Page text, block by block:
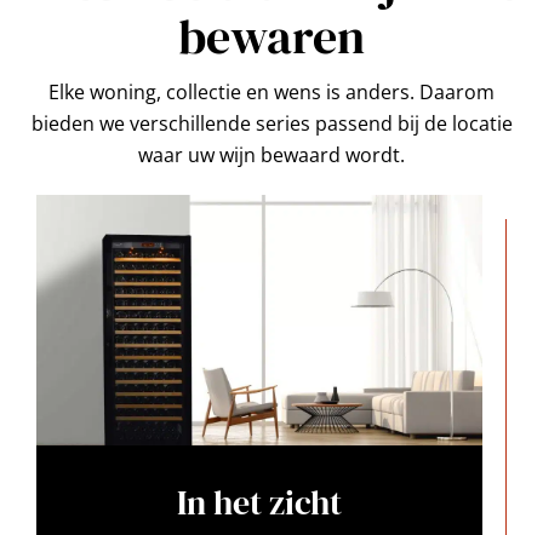
bewaren
Elke woning, collectie en wens is anders. Daarom
bieden we verschillende series passend bij de locatie
waar uw wijn bewaard wordt.
In het zicht